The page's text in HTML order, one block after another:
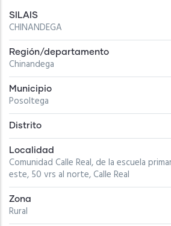
SILAIS
CHINANDEGA
Región/departamento
Chinandega
Municipio
Posoltega
Distrito
Localidad
Comunidad Calle Real, de la escuela
este, 50 vrs al norte, Calle Real
Zona
Rural